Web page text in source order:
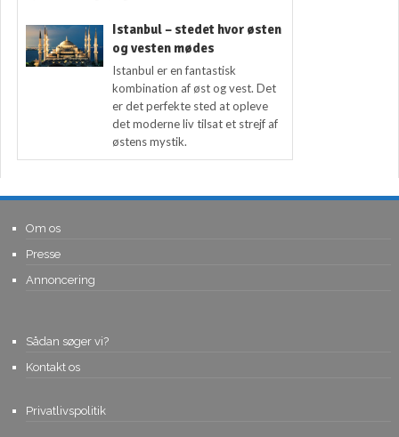
Istanbul – stedet hvor østen
og vesten mødes
Istanbul er en fantastisk
kombination af øst og vest. Det
er det perfekte sted at opleve
det moderne liv tilsat et strejf af
østens mystik.
Om os
Presse
Annoncering
Sådan søger vi?
Kontakt os
Privatlivspolitik